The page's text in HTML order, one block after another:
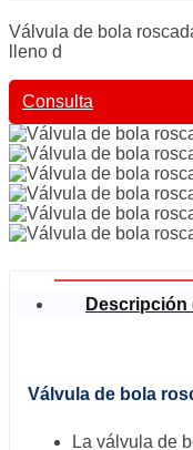
Válvula de bola
lleno d
Consulta
Válvula de bola
La válvula de